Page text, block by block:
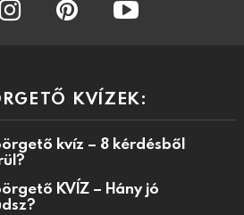
KVÍZEK:
kvíz – 8 kérdésből
KVÍZ – Hány jó